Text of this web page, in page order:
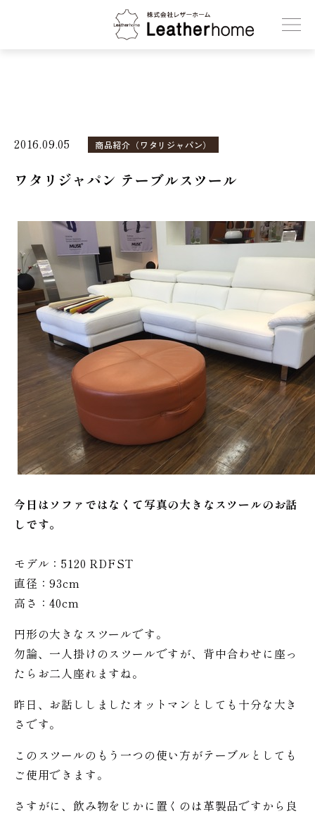
株式会社レザーホーム
2016.09.05 商品紹介（ワタリジャパン）
ワタリジャパン テーブルスツール
今日はソファではなくて写真の大きなスツールのお話
しです。
モデル：5120 RDFST
直径：93cm
高さ：40cm
円形の大きなスツールです。
勿論、一人掛けのスツールですが、背中合わせに座っ
たらお二人座れますね。
昨日、お話ししましたオットマンとしても十分な大き
さです。
このスツールのもう一つの使い方がテーブルとしても
ご使用できます。
さすがに、飲み物をじかに置くのは革製品ですから良